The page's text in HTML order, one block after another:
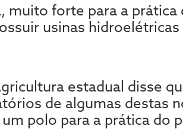
muito forte para a prática
usinas hidroelétricas
estadual disse
de algumas destas
polo para a prática do